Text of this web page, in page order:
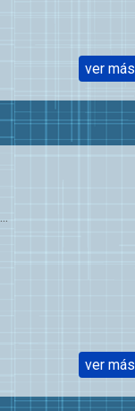
ver más
ver más